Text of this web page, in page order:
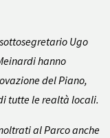
Ugo
hanno
del Piano,
tutte le realtà locali.
al Parco anche